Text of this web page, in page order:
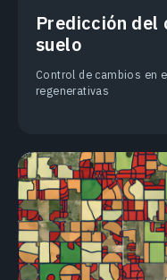
Predicción del
suelo
Control de cambios en
regenerativas